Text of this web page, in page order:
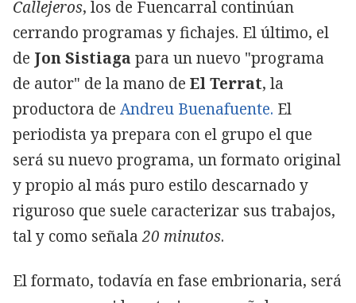
Callejeros, los de Fuencarral continúan
cerrando programas y fichajes. El último, el
de Jon Sistiaga para un nuevo "programa
de autor" de la mano de El Terrat, la
productora de Andreu Buenafuente. El
periodista ya prepara con el grupo el que
será su nuevo programa, un formato original
y propio al más puro estilo descarnado y
riguroso que suele caracterizar sus trabajos,
tal y como señala20 minutos.
El formato, todavía en fase embrionaria, será